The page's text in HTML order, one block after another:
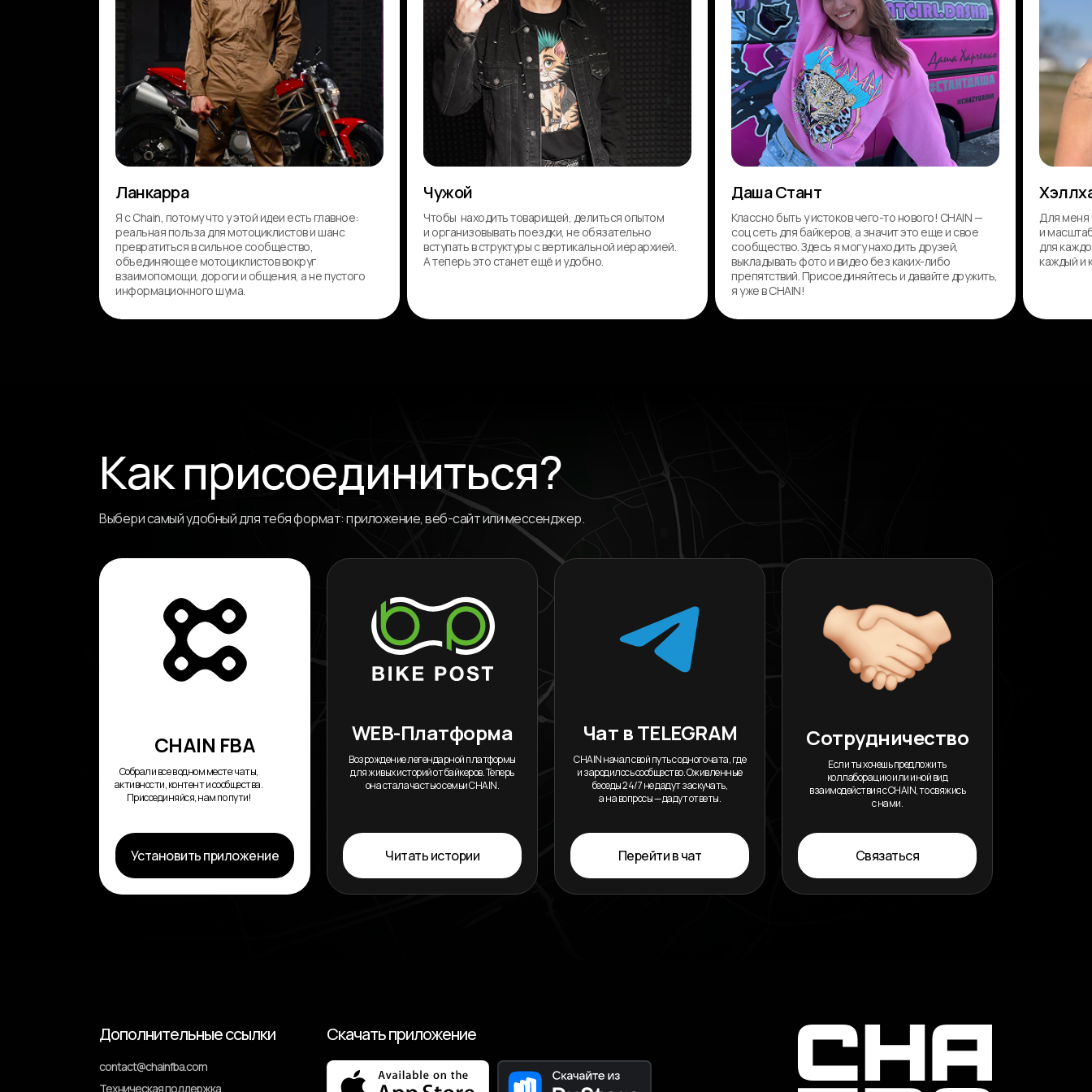
Для меня
и
для
каждый и
Классно быть у истоков чего-то нового! CHAIN —
соц сеть для байкеров, а значит это еще и свое
сообщество. Здесь я могу находить друзей,
выкладывать фото и видео без каких-либо
препятствий. Присоединяйтесь и давайте дружить,
я уже в CHAIN!
Даша Стант
Чтобы находить товарищей, делиться опытом
и организовывать поездки, не обязательно
вступать в структуры с вертикальной иерархией.
А теперь это станет ещё и удобно.
Чужой
Я с Chain, потому что у этой идеи есть главное:
реальная польза для мотоциклистов и шанс
превратиться в сильное сообщество,
объединяющее мотоциклистов вокруг
взаимопомощи, дороги и общения, а не пустого
информационного шума.
Ланкарра
Как присоединиться?
Выбери самый удобный для тебя формат: приложение, веб-сайт или мессенджер.
Если ты хочешь предложить
коллаборацию или иной вид
взаимодействия с CHAIN, то свяжись
с нами.
Сотрудничество
Связаться
CHAIN начал свой путь с одного чата, где
и зародилось сообщество. Оживленные
беседы 24/7 не дадут заскучать,
а на вопросы — дадут ответы.
Чат в TELEGRAM
Перейти в чат
Возрождение легендарной платформы
для живых историй от байкеров. Теперь
она стала частью семьи CHAIN.
WEB-Платформа
Читать истории
Собрали все в одном месте: чаты,
активности, контент и сообщества.
Присоединяйся, нам по пути!
CHAIN FBA
Установить приложение
Техническая поддержка
сontact@chainfba.com
Скачать приложение
Дополнительные ссылки